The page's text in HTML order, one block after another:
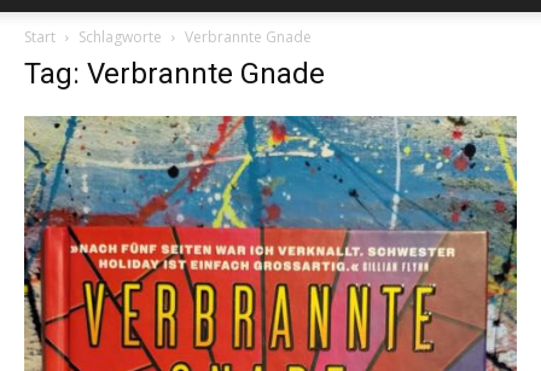
Start Schlagworte Verbrannte Gnade
Tag: Verbrannte Gnade